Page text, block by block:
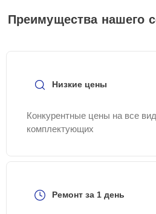
Преимущества нашего
Низкие цены
Конкурентные цены на все
комплектующих
Ремонт за 1 день